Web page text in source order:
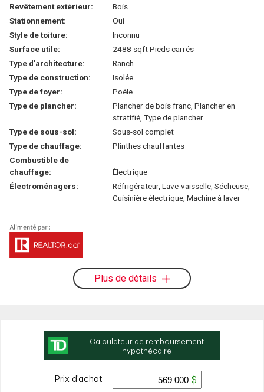
Revêtement extérieur:
Bois
Stationnement:
Oui
Style de toiture:
Inconnu
Surface utile:
2488 sqft Pieds carrés
Type d'architecture:
Ranch
Type de construction:
Isolée
Type de foyer:
Poêle
Type de plancher:
Plancher de bois franc, Plancher en
stratifié, Type de plancher
Type de sous-sol:
Sous-sol complet
Type de chauffage:
Plinthes chauffantes
Combustible de
chauffage:
Électrique
Électroménagers:
Réfrigérateur, Lave-vaisselle, Sécheuse,
Cuisinière électrique, Machine à laver
Plus de détails